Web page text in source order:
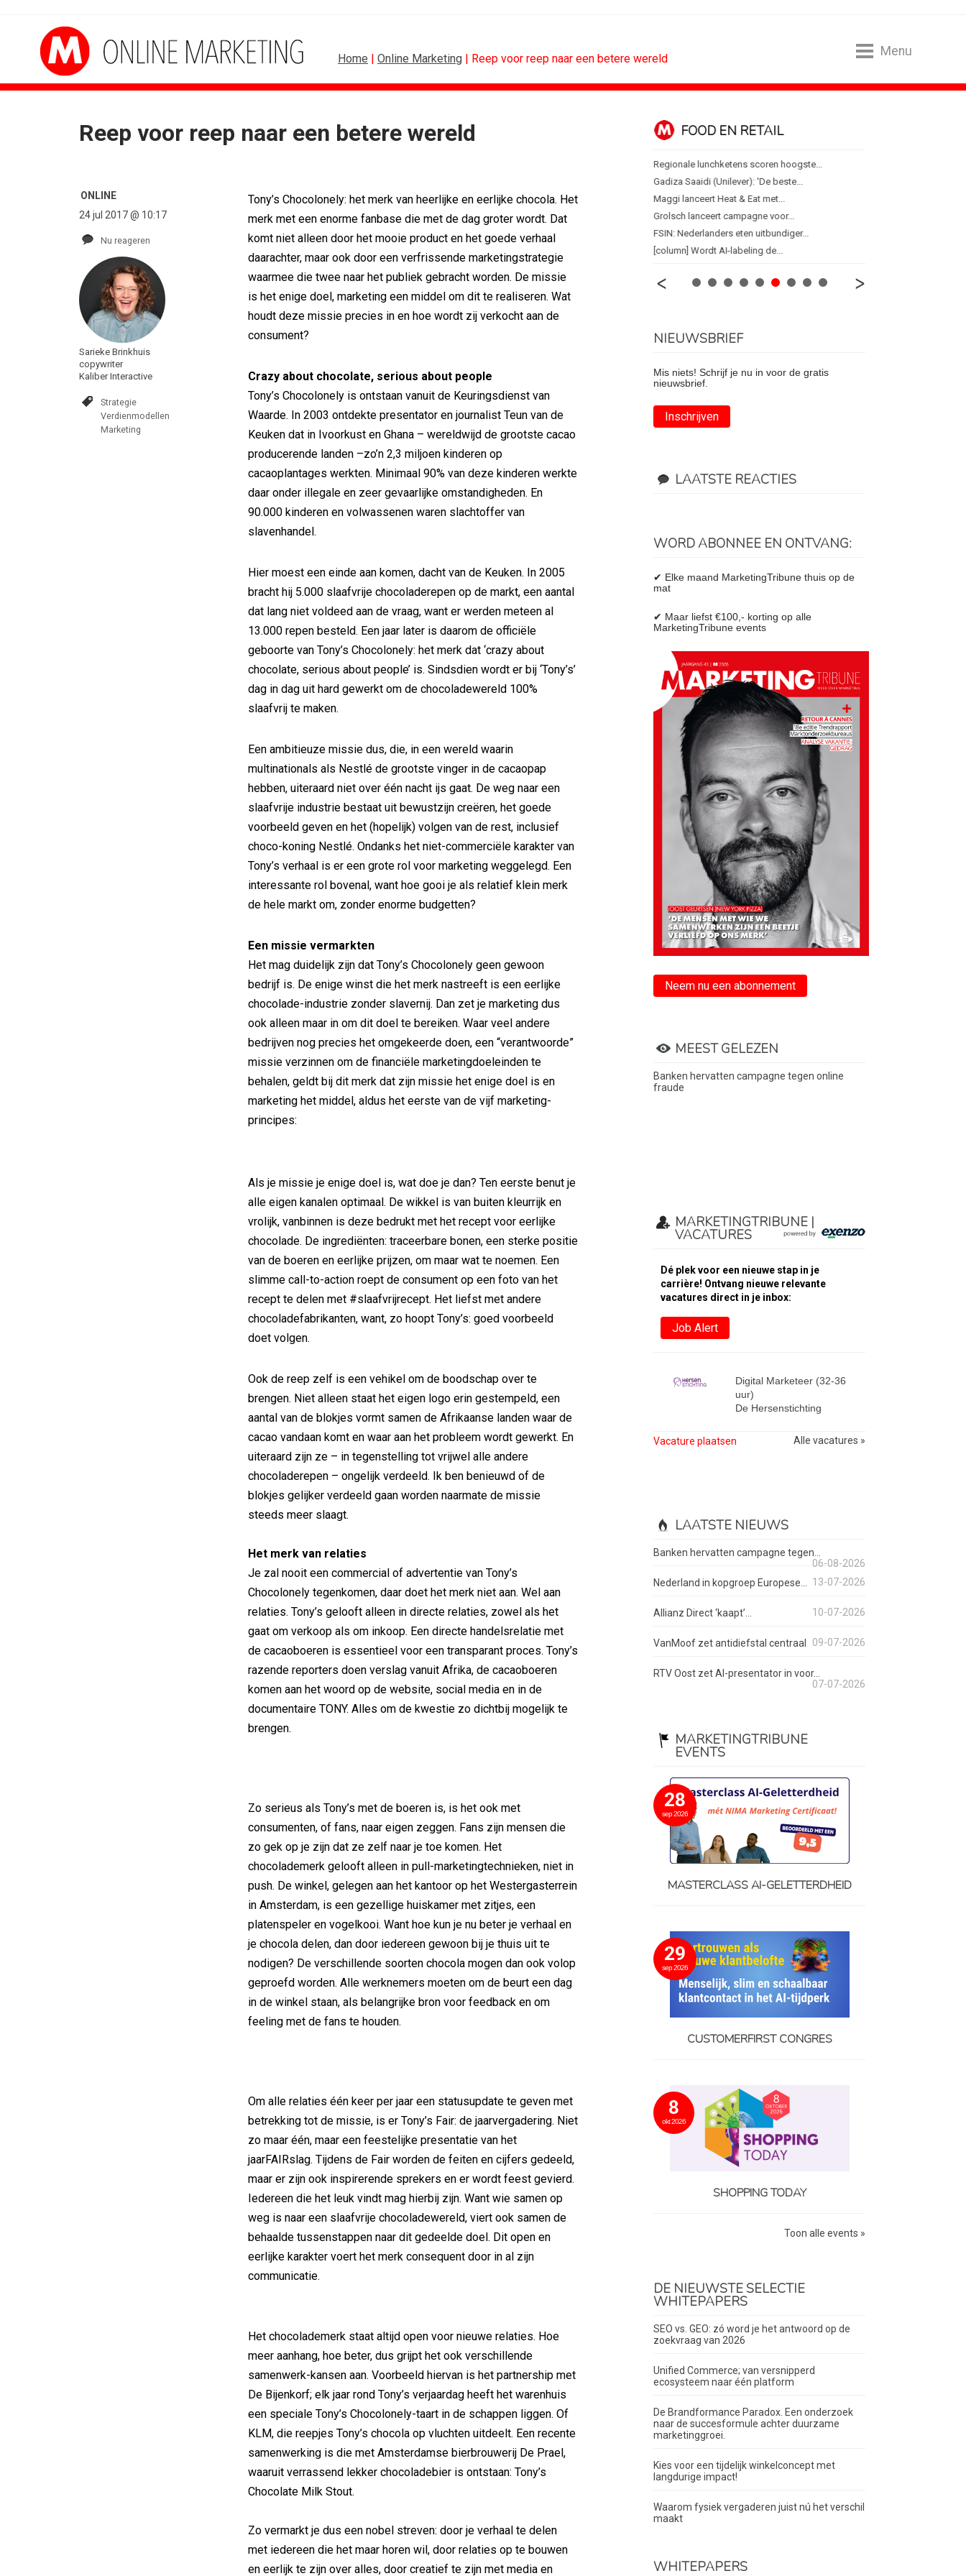
Home | Online Marketing | Reep voor reep naar een betere wereld
Menu
Reep voor reep naar een betere wereld
ONLINE
24 jul 2017 @ 10:17
Nu reageren
Sarieke Brinkhuis
copywriter
Kaliber Interactive
Strategie
Verdienmodellen
Marketing
Tony’s Chocolonely: het merk van heerlijke en eerlijke chocola. Het
merk met een enorme fanbase die met de dag groter wordt. Dat
komt niet alleen door het mooie product en het goede verhaal
daarachter, maar ook door een verfrissende marketingstrategie
waarmee die twee naar het publiek gebracht worden. De missie
is het enige doel, marketing een middel om dit te realiseren. Wat
houdt deze missie precies in en hoe wordt zij verkocht aan de
consument?
Crazy about chocolate, serious about people
Tony’s Chocolonely is ontstaan vanuit de Keuringsdienst van
Waarde. In 2003 ontdekte presentator en journalist Teun van de
Keuken dat in Ivoorkust en Ghana – wereldwijd de grootste cacao
producerende landen –zo’n 2,3 miljoen kinderen op
cacaoplantages werkten. Minimaal 90% van deze kinderen werkte
daar onder illegale en zeer gevaarlijke omstandigheden. En
90.000 kinderen en volwassenen waren slachtoffer van
slavenhandel.
Hier moest een einde aan komen, dacht van de Keuken. In 2005
bracht hij 5.000 slaafvrije chocoladerepen op de markt, een aantal
dat lang niet voldeed aan de vraag, want er werden meteen al
13.000 repen besteld. Een jaar later is daarom de officiële
geboorte van Tony’s Chocolonely: het merk dat ‘crazy about
chocolate, serious about people’ is. Sindsdien wordt er bij ‘Tony’s’
dag in dag uit hard gewerkt om de chocoladewereld 100%
slaafvrij te maken.
Een ambitieuze missie dus, die, in een wereld waarin
multinationals als Nestlé de grootste vinger in de cacaopap
hebben, uiteraard niet over één nacht ijs gaat. De weg naar een
slaafvrije industrie bestaat uit bewustzijn creëren, het goede
voorbeeld geven en het (hopelijk) volgen van de rest, inclusief
choco-koning Nestlé. Ondanks het niet-commerciële karakter van
Tony’s verhaal is er een grote rol voor marketing weggelegd. Een
interessante rol bovenal, want hoe gooi je als relatief klein merk
de hele markt om, zonder enorme budgetten?
Een missie vermarkten
Het mag duidelijk zijn dat Tony’s Chocolonely geen gewoon
bedrijf is. De enige winst die het merk nastreeft is een eerlijke
chocolade-industrie zonder slavernij. Dan zet je marketing dus
ook alleen maar in om dit doel te bereiken. Waar veel andere
bedrijven nog precies het omgekeerde doen, een “verantwoorde”
missie verzinnen om de financiële marketingdoeleinden te
behalen, geldt bij dit merk dat zijn missie het enige doel is en
marketing het middel, aldus het eerste van de vijf marketing-
principes:
Als je missie je enige doel is, wat doe je dan? Ten eerste benut je
alle eigen kanalen optimaal. De wikkel is van buiten kleurrijk en
vrolijk, vanbinnen is deze bedrukt met het recept voor eerlijke
chocolade. De ingrediënten: traceerbare bonen, een sterke positie
van de boeren en eerlijke prijzen, om maar wat te noemen. Een
slimme call-to-action roept de consument op een foto van het
recept te delen met #slaafvrijrecept. Het liefst met andere
chocoladefabrikanten, want, zo hoopt Tony’s: goed voorbeeld
doet volgen.
Ook de reep zelf is een vehikel om de boodschap over te
brengen. Niet alleen staat het eigen logo erin gestempeld, een
aantal van de blokjes vormt samen de Afrikaanse landen waar de
cacao vandaan komt en waar aan het probleem wordt gewerkt. En
uiteraard zijn ze – in tegenstelling tot vrijwel alle andere
chocoladerepen – ongelijk verdeeld. Ik ben benieuwd of de
blokjes gelijker verdeeld gaan worden naarmate de missie
steeds meer slaagt.
Het merk van relaties
Je zal nooit een commercial of advertentie van Tony’s
Chocolonely tegenkomen, daar doet het merk niet aan. Wel aan
relaties. Tony’s gelooft alleen in directe relaties, zowel als het
gaat om verkoop als om inkoop. Een directe handelsrelatie met
de cacaoboeren is essentieel voor een transparant proces. Tony’s
razende reporters doen verslag vanuit Afrika, de cacaoboeren
komen aan het woord op de website, social media en in de
documentaire TONY. Alles om de kwestie zo dichtbij mogelijk te
brengen.
Zo serieus als Tony’s met de boeren is, is het ook met
consumenten, of fans, naar eigen zeggen. Fans zijn mensen die
zo gek op je zijn dat ze zelf naar je toe komen. Het
chocolademerk gelooft alleen in pull-marketingtechnieken, niet in
push. De winkel, gelegen aan het kantoor op het Westergasterrein
in Amsterdam, is een gezellige huiskamer met zitjes, een
platenspeler en vogelkooi. Want hoe kun je nu beter je verhaal en
je chocola delen, dan door iedereen gewoon bij je thuis uit te
nodigen? De verschillende soorten chocola mogen dan ook volop
geproefd worden. Alle werknemers moeten om de beurt een dag
in de winkel staan, als belangrijke bron voor feedback en om
feeling met de fans te houden.
Om alle relaties één keer per jaar een statusupdate te geven met
betrekking tot de missie, is er Tony’s Fair: de jaarvergadering. Niet
zo maar één, maar een feestelijke presentatie van het
jaarFAIRslag. Tijdens de Fair worden de feiten en cijfers gedeeld,
maar er zijn ook inspirerende sprekers en er wordt feest gevierd.
Iedereen die het leuk vindt mag hierbij zijn. Want wie samen op
weg is naar een slaafvrije chocoladewereld, viert ook samen de
behaalde tussenstappen naar dit gedeelde doel. Dit open en
eerlijke karakter voert het merk consequent door in al zijn
communicatie.
Het chocolademerk staat altijd open voor nieuwe relaties. Hoe
meer aanhang, hoe beter, dus grijpt het ook verschillende
samenwerk-kansen aan. Voorbeeld hiervan is het partnership met
De Bijenkorf; elk jaar rond Tony’s verjaardag heeft het warenhuis
een speciale Tony’s Chocolonely-taart in de schappen liggen. Of
KLM, die reepjes Tony’s chocola op vluchten uitdeelt. Een recente
samenwerking is die met Amsterdamse bierbrouwerij De Prael,
waaruit verrassend lekker chocoladebier is ontstaan: Tony’s
Chocolate Milk Stout.
Zo vermarkt je dus een nobel streven: door je verhaal te delen
met iedereen die het maar horen wil, door relaties op te bouwen
en eerlijk te zijn over alles, door creatief te zijn met media en
campagne voor...
lanceert eigen...
ambitie leidend
CONTENTMARKETING
Lawa, Woed en NowNow winnen...
Inschrijvingen Grand Prix Content...
Substack breidt uit in Nederland met...
WWF en CPNB introduceren Groene...
DESIGN
Blond Amsterdam ontwerpt...
Porsche kiest emotie boven features
KNVB toont Oranje-portretten in hart...
Studenten filteren sigaret uit iconen
FOOD EN RETAIL
Regionale lunchketens scoren hoogste...
Gadiza Saaidi (Unilever): 'De beste...
Maggi lanceert Heat & Eat met...
Grolsch lanceert campagne voor...
FSIN: Nederlanders eten uitbundiger...
[column] Wordt AI-labeling de...
Sander Pluijm van Abovo Maxlead naar...
Omnicom Media als eerste in...
Storytel zet luisteren onderweg...
Ster start Goede Loeki
NIEUWSBRIEF
Mis niets! Schrijf je nu in voor de gratis
nieuwsbrief.
Inschrijven
LAATSTE REACTIES
WORD ABONNEE EN ONTVANG:
✔ Elke maand MarketingTribune thuis op de
mat
✔ Maar liefst €100,- korting op alle
MarketingTribune events
Neem nu een abonnement
MEEST GELEZEN
Banken hervatten campagne tegen online
fraude
MARKETINGTRIBUNE |
VACATURES
Dé plek voor een nieuwe stap in je
carrière! Ontvang nieuwe relevante
vacatures direct in je inbox:
Job Alert
Digital Marketeer (32-36
uur)
De Hersenstichting
Vacature plaatsen Alle vacatures »
LAATSTE NIEUWS
Banken hervatten campagne tegen...
06-08-2026
Nederland in kopgroep Europese...
13-07-2026
Allianz Direct ‘kaapt’... 10-07-2026
VanMoof zet antidiefstal centraal 09-07-2026
RTV Oost zet AI-presentator in voor...
07-07-2026
MARKETINGTRIBUNE
EVENTS
28
sep 2026
MASTERCLASS AI-GELETTERDHEID
29
sep 2026
CUSTOMERFIRST CONGRES
8
okt 2026
SHOPPING TODAY
Toon alle events »
DE NIEUWSTE SELECTIE
WHITEPAPERS
SEO vs. GEO: zó word je het antwoord op de
zoekvraag van 2026
Unified Commerce; van versnipperd
ecosysteem naar één platform
De Brandformance Paradox. Een onderzoek
naar de succesformule achter duurzame
marketinggroei.
Kies voor een tijdelijk winkelconcept met
langdurige impact!
Waarom fysiek vergaderen juist nú het verschil
maakt
WHITEPAPERS